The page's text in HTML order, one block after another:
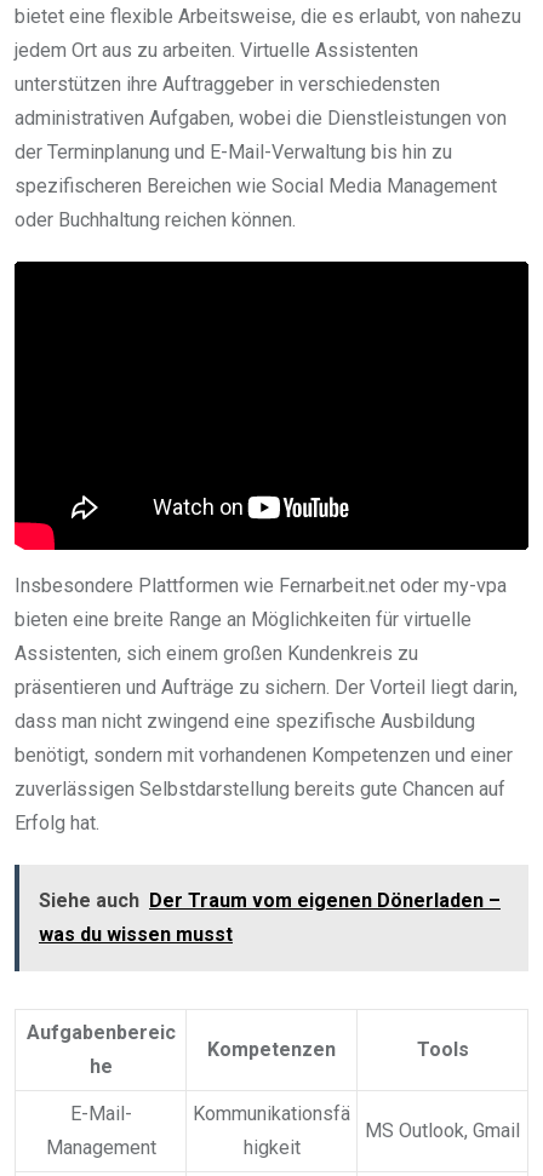
bietet eine flexible Arbeitsweise, die es erlaubt, von nahezu
jedem Ort aus zu arbeiten. Virtuelle Assistenten
unterstützen ihre Auftraggeber in verschiedensten
administrativen Aufgaben, wobei die Dienstleistungen von
der Terminplanung und E-Mail-Verwaltung bis hin zu
spezifischeren Bereichen wie Social Media Management
oder Buchhaltung reichen können.
Insbesondere Plattformen wie Fernarbeit.net oder my-vpa
bieten eine breite Range an Möglichkeiten für virtuelle
Assistenten, sich einem großen Kundenkreis zu
präsentieren und Aufträge zu sichern. Der Vorteil liegt darin,
dass man nicht zwingend eine spezifische Ausbildung
benötigt, sondern mit vorhandenen Kompetenzen und einer
zuverlässigen Selbstdarstellung bereits gute Chancen auf
Erfolg hat.
Siehe auch Der Traum vom eigenen Dönerladen –
was du wissen musst
Aufgabenbereic
he
Kompetenzen Tools
E-Mail-
Management
Kommunikationsfä
higkeit
MS Outlook, Gmail